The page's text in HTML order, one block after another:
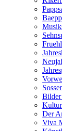
Bilder
Der
Viva